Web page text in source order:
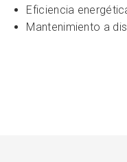
Eficiencia
Mantenimiento a